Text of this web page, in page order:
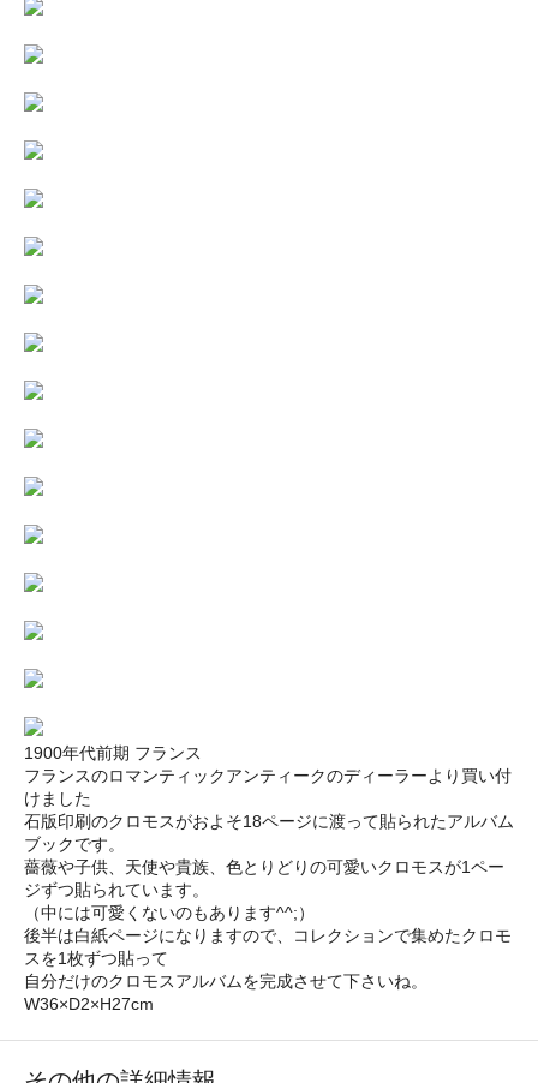
1900年代前期 フランス
フランスのロマンティックアンティークのディーラーより買い付
けました
石版印刷のクロモスがおよそ18ページに渡って貼られたアルバム
ブックです。
薔薇や子供、天使や貴族、色とりどりの可愛いクロモスが1ペー
ジずつ貼られています。
（中には可愛くないのもあります^^;）
後半は白紙ページになりますので、コレクションで集めたクロモ
スを1枚ずつ貼って
自分だけのクロモスアルバムを完成させて下さいね。
W36×D2×H27cm